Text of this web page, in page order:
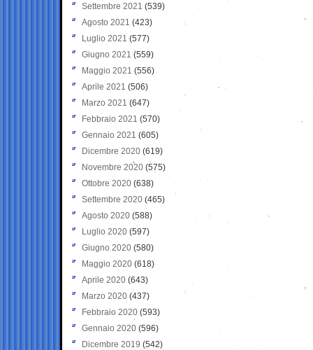
Settembre 2021 (539)
Agosto 2021 (423)
Luglio 2021 (577)
Giugno 2021(559)
Maggio 2021 (556)
Aprile 2021 (506)
Marzo 2021 (647)
Febbraio 2021 (570)
Gennaio 2021 (605)
Dicembre 2020 (619)
Novembre 2020 (575)
Ottobre 2020 (638)
Settembre 2020(465)
Agosto 2020 (588)
Luglio 2020 (597)
Giugno 2020 (580)
Maggio 2020 (618)
Aprile 2020 (643)
Marzo 2020 (437)
Febbraio 2020 (593)
Gennaio 2020 (596)
Dicembre 2019 (542)